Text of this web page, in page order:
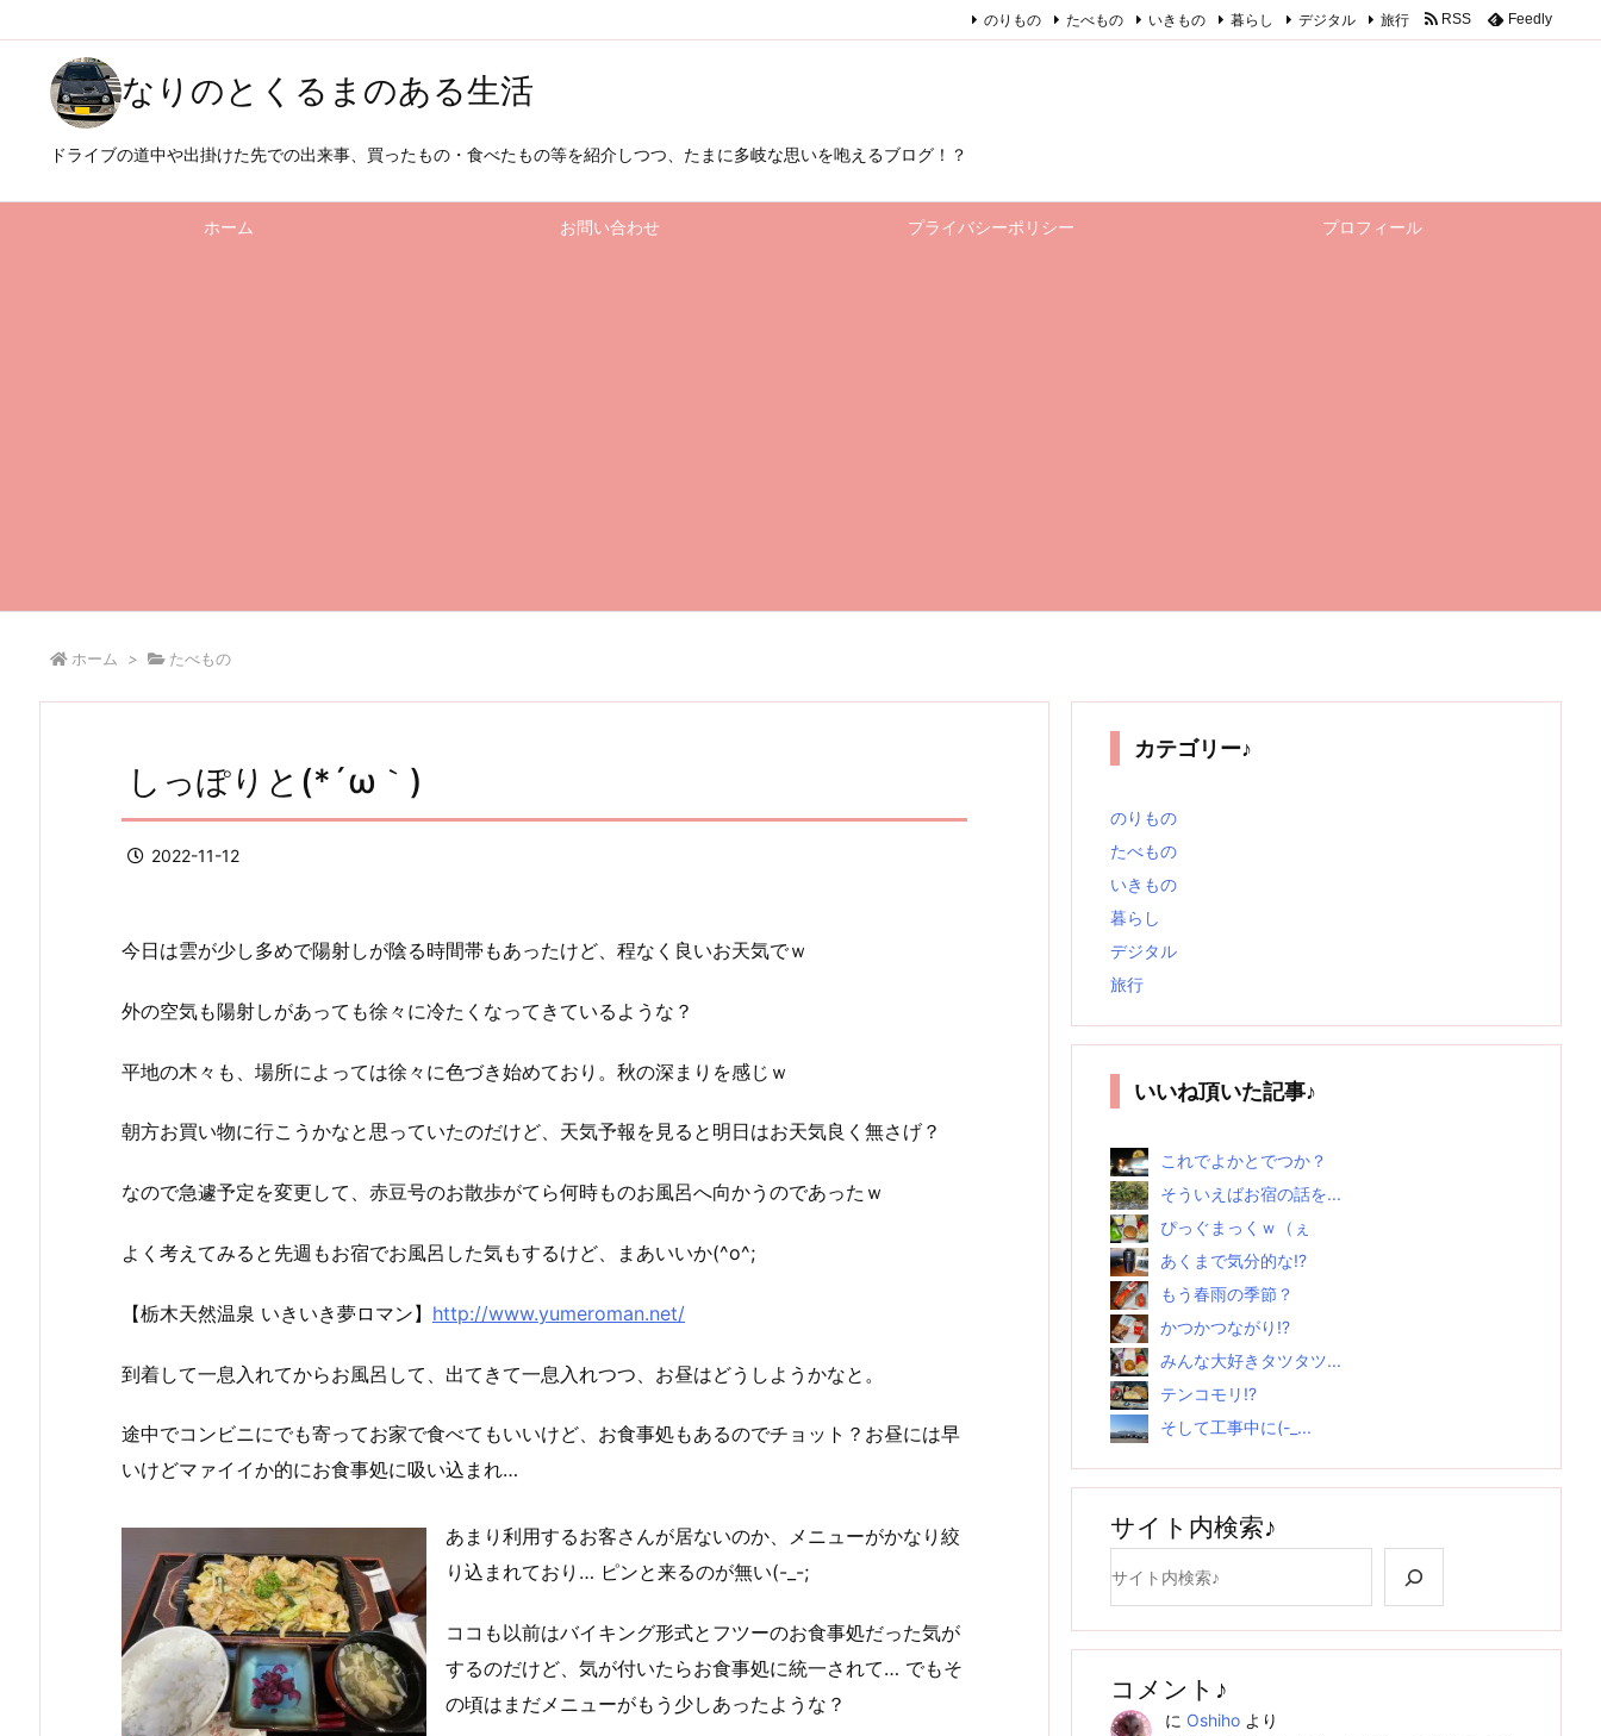
なりのとくるまのある生活
ドライブの道中や出掛けた先での出来事、買ったもの・食べたもの等を紹介しつつ、たまに多岐な思いを咆えるブログ！？
ホーム お問い合わせ プライバシーポリシー プロフィール
のりもの たべもの いきもの 暮らし デジタル 旅行 RSS Feedly
ホーム > たべもの
しっぽりと(*´ω｀)
2022-11-12
今日は雲が少し多めで陽射しが陰る時間帯もあったけど、程なく良いお天気でｗ
外の空気も陽射しがあっても徐々に冷たくなってきているような？
平地の木々も、場所によっては徐々に色づき始めており。秋の深まりを感じｗ
朝方お買い物に行こうかなと思っていたのだけど、天気予報を見ると明日はお天気良く無さげ？
なので急遽予定を変更して、赤豆号のお散歩がてら何時ものお風呂へ向かうのであったｗ
よく考えてみると先週もお宿でお風呂した気もするけど、まあいいか(^o^;
【栃木天然温泉 いきいき夢ロマン】 http://www.yumeroman.net/
到着して一息入れてからお風呂して、出てきて一息入れつつ、お昼はどうしようかなと。
途中でコンビニにでも寄ってお家で食べてもいいけど、お食事処もあるのでチョット？お昼には早
いけどマァイイか的にお食事処に吸い込まれ…
あまり利用するお客さんが居ないのか、メニューがかなり絞
り込まれており… ピンと来るのが無い(-_-;
ココも以前はバイキング形式とフツーのお食事処だった気が
するのだけど、気が付いたらお食事処に統一されて… でもそ
の頃はまだメニューがもう少しあったような？
カテゴリー♪
のりもの
たべもの
いきもの
暮らし
デジタル
旅行
いいね頂いた記事♪
これでよかとでつか？
そういえばお宿の話を...
ぴっぐまっくｗ（ぇ
あくまで気分的な!?
もう春雨の季節？
かつかつながり!?
みんな大好きタツタツ...
テンコモリ!?
そして工事中に(-_...
サイト内検索♪
コメント♪
に Oshihoより